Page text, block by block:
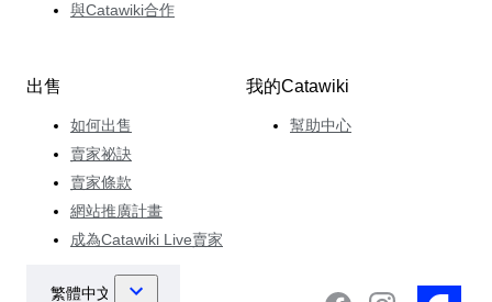
與Catawiki合作
出售
如何出售
賣家祕訣
賣家條款
網站推廣計畫
成為Catawiki Live賣家
我的Catawiki
幫助中心